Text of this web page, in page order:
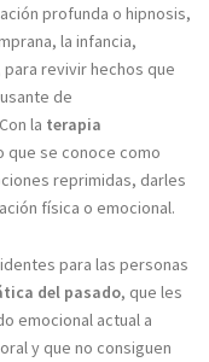
profunda o hipnosis,
la infancia,
revivir hechos que
de
Con la terapia
que se conoce como
reprimidas, darles
física o emocional.
para las personas
del pasado, que les
emocional actual a
y que no consiguen